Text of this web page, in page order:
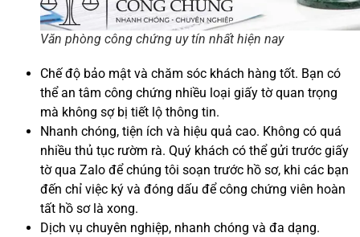
Văn phòng công chứng uy tín nhất hiện nay
Chế độ bảo mật và chăm sóc khách hàng tốt. Bạn có
thể an tâm công chứng nhiều loại giấy tờ quan trọng
mà không sợ bị tiết lộ thông tin.
Nhanh chóng, tiện ích và hiệu quả cao. Không có quá
nhiều thủ tục rườm rà. Quý khách có thể gửi trước giấy
tờ qua Zalo để chúng tôi soạn trước hồ sơ, khi các bạn
đến chỉ việc ký và đóng dấu để công chứng viên hoàn
tất hồ sơ là xong.
Dịch vụ chuyên nghiệp, nhanh chóng và đa dạng.